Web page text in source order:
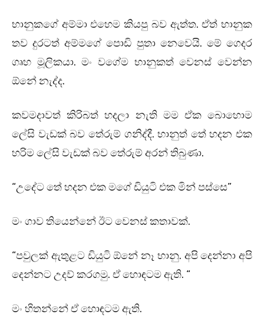
භානුකගේ අම්මා එහෙම කියපු බව ඇත්ත. ඒත් භානුක
තව දුරටත් අම්මගේ පොඩි පුතා නෙවෙයි. මේ ගෙදර
ගෘහ මූලිකයා. මං වගේම භානුකත් වෙනස් වෙන්න
ඕනේ නැද්ද.
කවමදාවත් කිරිබත් හදලා නැති මම ඒක බොහොම
ලේසි වැඩක් බව තේරුම් ගනිද්දී. භානුත් තේ හදන එක
හරිම ලේසි වැඩක් බව තේරුම් අරන් තිබුණා.
“උදේට තේ හදන එක මගේ ඩියුටි එක මින් පස්සෙ”
මං ගාව තියෙන්නේ ඊට වෙනස් කතාවක්.
“පවුලක් ඇතුළට ඩියුටි ඕනේ නෑ භානු. අපි දෙන්නා අපි
දෙන්නට උදව් කරගමු. ඒ හොඳටම ඇති. “
මං හිතන්නේ ඒ හොඳටම ඇති.